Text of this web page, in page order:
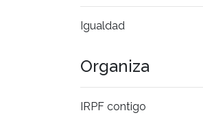
Igualdad
Organiza
IRPF contigo